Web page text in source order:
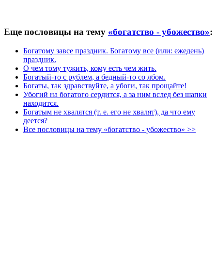
Еще пословицы на тему «богатство - убожество»:
Богатому завсе праздник. Богатому все (или: ежедень)
праздник.
О чем тому тужить, кому есть чем жить.
Богатый-то с рублем, а бедный-то со лбом.
Богаты, так здравствуйте, а убоги, так прощайте!
Убогий на богатого сердится, а за ним вслед без шапки
находится.
Богатым не хвалятся (т. е. его не хвалят), да что ему
деется?
Все пословицы на тему «богатство - убожество» >>